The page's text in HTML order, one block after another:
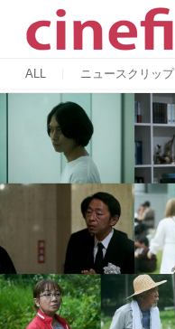
ALL ニュースクリップ